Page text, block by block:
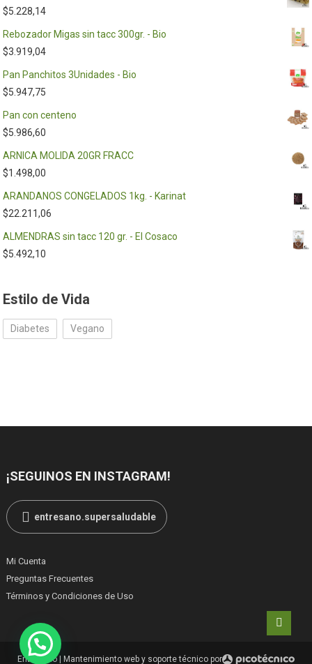
$5.228,14
Rebozador Migas sin tacc 300gr. - Bio
$3.919,04
Pan Panchitos 3Unidades - Bio
$5.947,75
Pan con centeno
$5.986,60
ARNICA MOLIDA 20GR FRACC
$1.498,00
ARANDANOS CONGELADOS 1kg. - Karinat
$22.211,06
ALMENDRAS sin tacc 120 gr. - El Cosaco
$5.492,10
Estilo de Vida
Diabetes Vegano
¡SEGUINOS EN INSTAGRAM!
entresano.supersaludable
Mi Cuenta
Preguntas Frecuentes
Términos y Condiciones de Uso
Entresano Mantenimiento web y soporte técnico por